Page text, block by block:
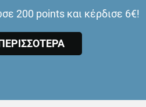
200 points και κέρδισε 6€!